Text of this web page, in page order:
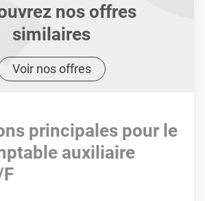
nos offres
similaires
Voir nos offres
principales pour le
auxiliaire